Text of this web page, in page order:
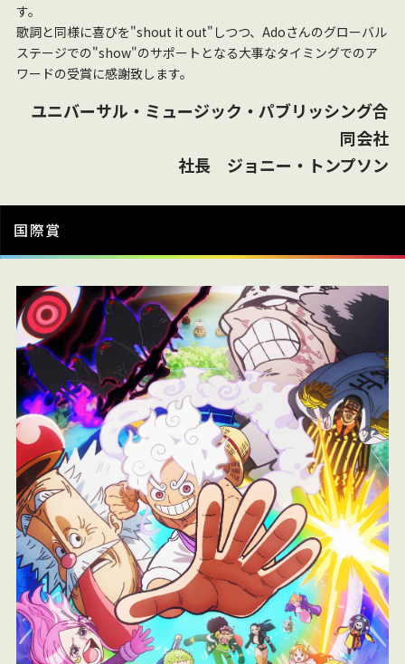
す。
歌詞と同様に喜びを"shout it out"しつつ、Adoさんのグローバル
ステージでの"show"のサポートとなる大事なタイミングでのア
ワードの受賞に感謝致します。
ユニバーサル・ミュージック・パブリッシング合
同会社
社長 ジョニー・トンプソン
国際賞